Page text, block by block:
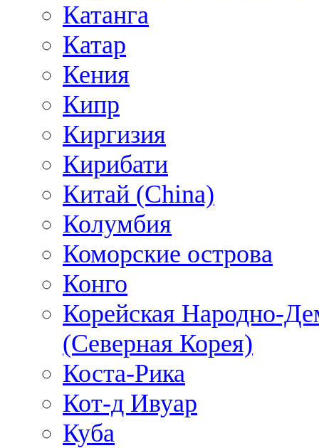
Катанга
Катар
Кения
Кипр
Киргизия
Кирибати
Китай (China)
Колумбия
Коморские острова
Конго
Корейская Народно-
(Северная Корея)
Коста-Рика
Кот-д Ивуар
Куба